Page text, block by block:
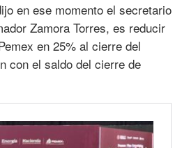
en ese momento el secretario
Zamora Torres, es reducir
en 25% al cierre del
con el saldo del cierre de